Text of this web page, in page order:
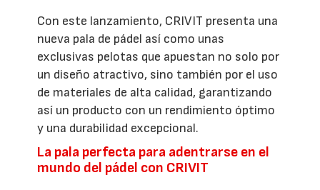
Con este lanzamiento, CRIVIT presenta una
nueva pala de pádel así como unas
exclusivas pelotas que apuestan no solo por
un diseño atractivo, sino también por el uso
de materiales de alta calidad, garantizando
así un producto con un rendimiento óptimo
y una durabilidad excepcional.
La pala perfecta para adentrarse en el
mundo del pádel con CRIVIT